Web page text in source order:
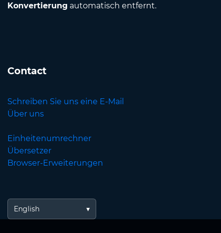
Konvertierung automatisch entfernt.
Contact
Schreiben Sie uns eine E-Mail
Über uns
Einheitenumrechner
Übersetzer
Browser-Erweiterungen
English